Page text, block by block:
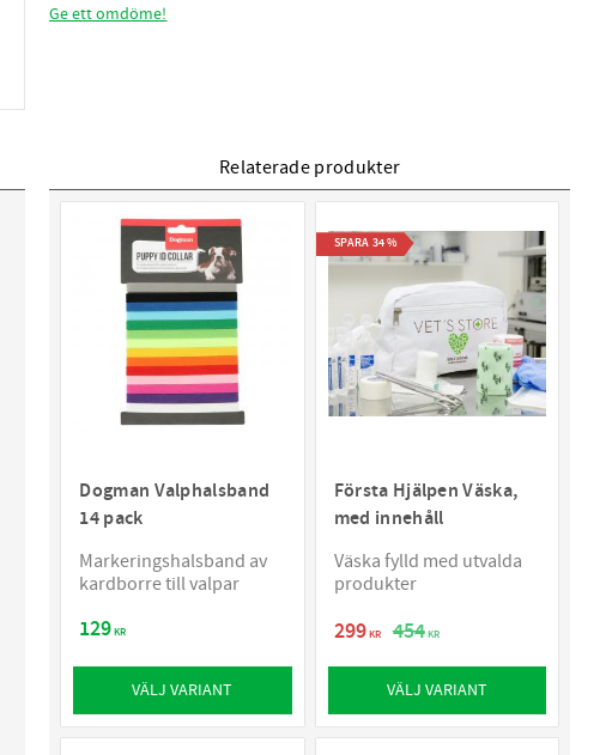
Ge ett omdöme!
Relaterade produkter
Dogman Valphalsband
14 pack
Markeringshalsband av
kardborre till valpar
129KR
VÄLJ VARIANT
Första Hjälpen Väska,
med innehåll
Väska fylld med utvalda
produkter
299KR 454KR
SPARA 34%
VÄLJ VARIANT